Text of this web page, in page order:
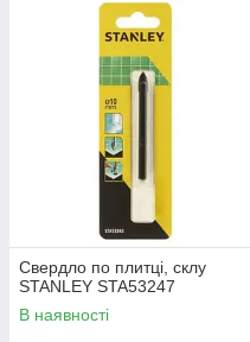
Свердло по плитці, склу
STANLEY STA53247
В наявності